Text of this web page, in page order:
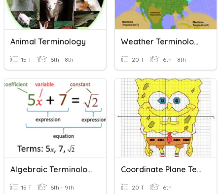
Animal Terminology
15 T 6th - 8th
Weather Terminology
20 T 6th - 8th
Algebraic Terminology
15 T 6th - 9th
Coordinate Plane Terminology
20 T 6th